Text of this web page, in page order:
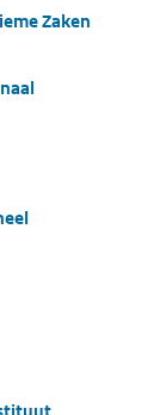
Zaken